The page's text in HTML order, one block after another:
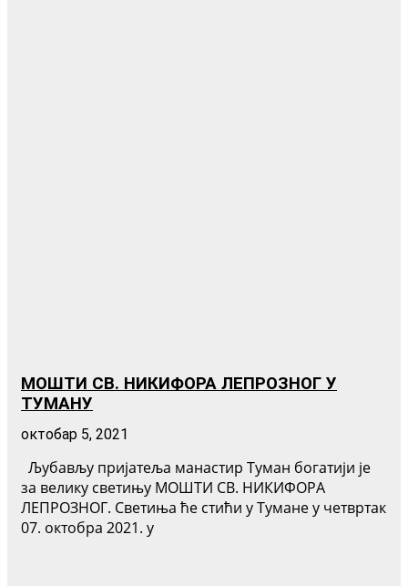
МОШТИ СВ. НИКИФОРА ЛЕПРОЗНОГ У
ТУМАНУ
октобар 5, 2021
Љубављу пријатеља манастир Туман богатији је
за велику светињу МОШТИ СВ. НИКИФОРА
ЛЕПРОЗНОГ. Светиња ће стићи у Тумане у четвртак
07. октобра 2021. у